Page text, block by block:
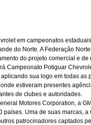
em campeonatos
do Norte. A Federação
do projeto comercial e
Campeonato Potiguar
sua logo em todas as
estiveram presentes
de clubes e autoridades.
Motores Corporation, a
Uma de suas marcas,
patrocinadores captados